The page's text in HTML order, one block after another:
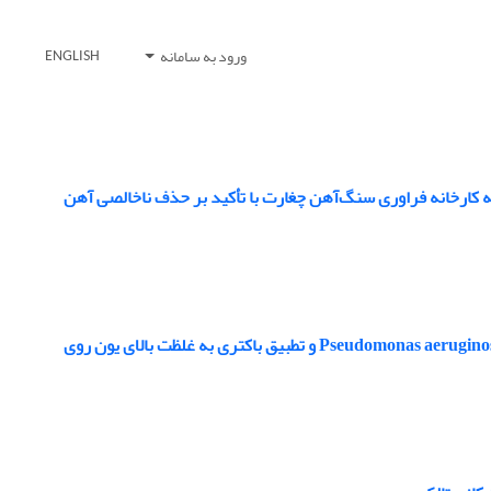
ورود به سامانه ENGLISH
کارخانه فراوری سنگ‌آهن چغارت با تأکید بر حذف ناخالصی آهن